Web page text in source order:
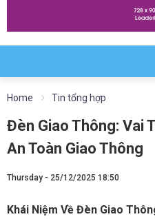
Home Tin tổng hợp
Đèn Giao Thông: Vai
An Toàn Giao Thông
Thursday - 25/12/2025 18:50
Khái Niệm Về Đèn Giao